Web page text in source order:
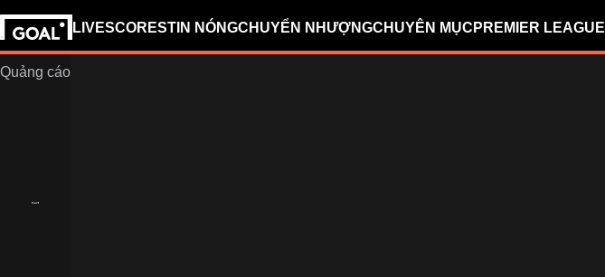
LIVESCORESTIN NÓNGCHUYỂN NHƯỢNGCHUYÊN MỤC PREMIER LEAGUE